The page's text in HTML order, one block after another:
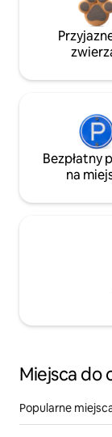
Bezpłatny
na
Miejsca do
Popularne